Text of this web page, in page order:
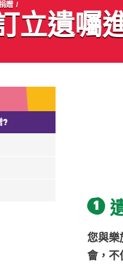
贈
立遺囑
?
您與樂
會，不